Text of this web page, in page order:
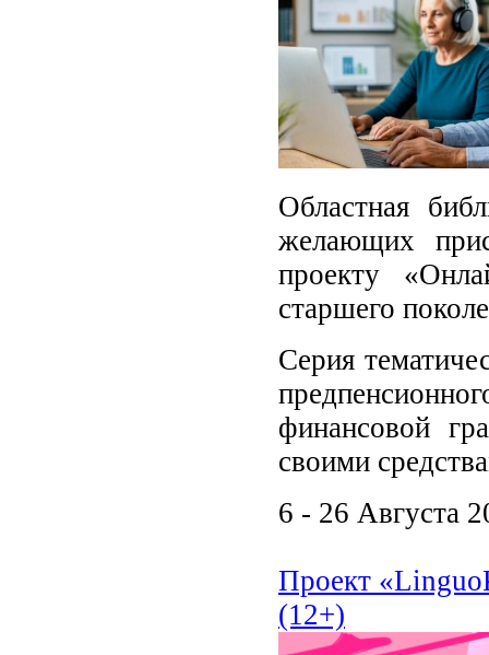
Областная
желающих
проекту
старшего
Серия
финансовой
своими
6 - 26 Августа
Проект
(12+)